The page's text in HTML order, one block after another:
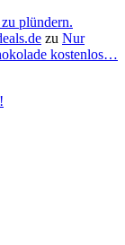
plündern.
zu Nur
kostenlos…